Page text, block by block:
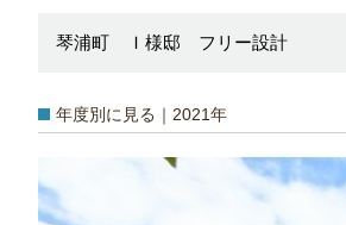
琴浦町 Ｉ様邸 フリー設計
年度別に見る｜2021年